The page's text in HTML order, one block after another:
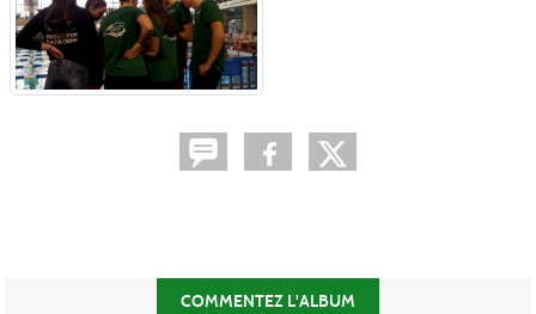
COMMENTEZ L'ALBUM